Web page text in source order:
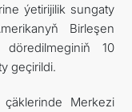
AND USEFUL
ýetirijilik sungaty
Birleşen
döredilmeginiň 10
geçirildi.
çäklerinde Merkezi